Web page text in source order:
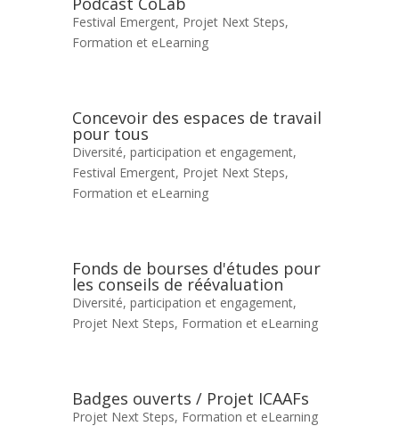
Festival Emergent, Projet Next Steps,
Formation et eLearning
Concevoir des espaces de travail
pour tous
Diversité, participation et engagement,
Festival Emergent, Projet Next Steps,
Formation et eLearning
Fonds de bourses d'études pour
les conseils de réévaluation
Diversité, participation et engagement,
Projet Next Steps, Formation et eLearning
Badges ouverts / Projet ICAAFs
Projet Next Steps, Formation et eLearning